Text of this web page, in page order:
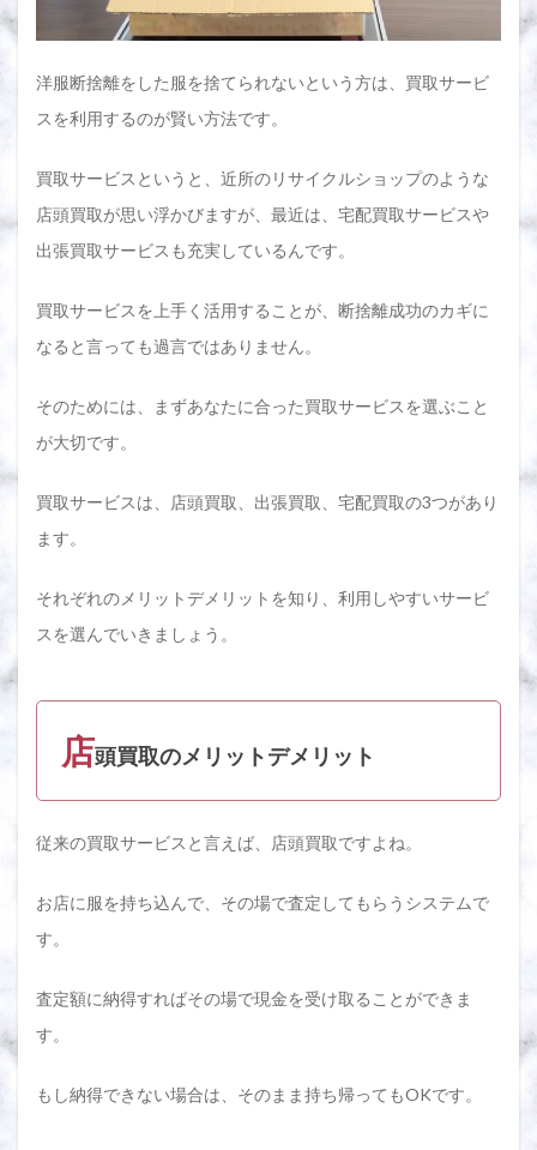
洋服断捨離をした服を捨てられないという方は、買取サービ
スを利用するのが賢い方法です。
買取サービスというと、近所のリサイクルショップのような
店頭買取が思い浮かびますが、最近は、宅配買取サービスや
出張買取サービスも充実しているんです。
買取サービスを上手く活用することが、断捨離成功のカギに
なると言っても過言ではありません。
そのためには、まずあなたに合った買取サービスを選ぶこと
が大切です。
買取サービスは、店頭買取、出張買取、宅配買取の3つがあり
ます。
それぞれのメリットデメリットを知り、利用しやすいサービ
スを選んでいきましょう。
店頭買取のメリットデメリット
従来の買取サービスと言えば、店頭買取ですよね。
お店に服を持ち込んで、その場で査定してもらうシステムで
す。
査定額に納得すればその場で現金を受け取ることができま
す。
もし納得できない場合は、そのまま持ち帰ってもOKです。